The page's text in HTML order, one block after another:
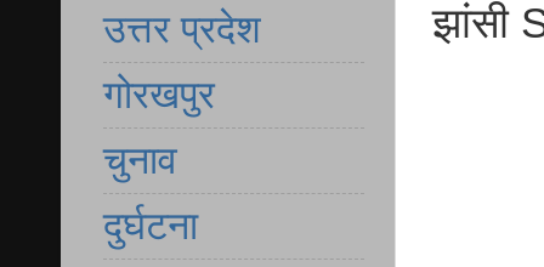
झांसी
उत्तर प्रदेश
गोरखपुर
चुनाव
दुर्घटना